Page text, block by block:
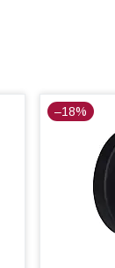
–18%